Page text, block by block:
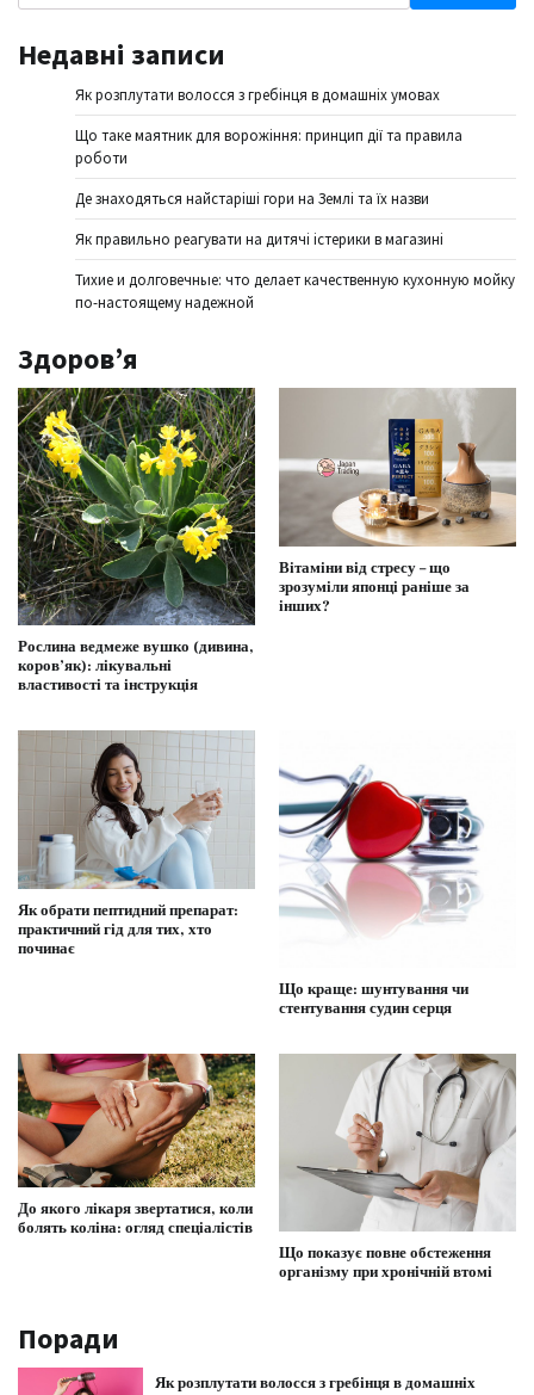
Недавні записи
Як розплутати волосся з гребінця в домашніх умовах
Що таке маятник для ворожіння: принцип дії та правила
роботи
Де знаходяться найстаріші гори на Землі та їх назви
Як правильно реагувати на дитячі істерики в магазині
Тихие и долговечные: что делает качественную кухонную мойку
по-настоящему надежной
Здоров’я
Рослина ведмеже вушко (дивина,
коров’як): лікувальні
властивості та інструкція
Вітаміни від стресу – що
зрозуміли японці раніше за
інших?
Як обрати пептидний препарат:
практичний гід для тих, хто
починає
Що краще: шунтування чи
стентування судин серця
До якого лікаря звертатися, коли
болять коліна: огляд спеціалістів
Що показує повне обстеження
організму при хронічній втомі
Поради
Як розплутати волосся з гребінця в домашніх